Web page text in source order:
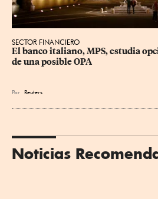
SECTOR FINANCIERO
El banco italiano, MPS, estudia
de una posible OPA
Por Reuters
Noticias